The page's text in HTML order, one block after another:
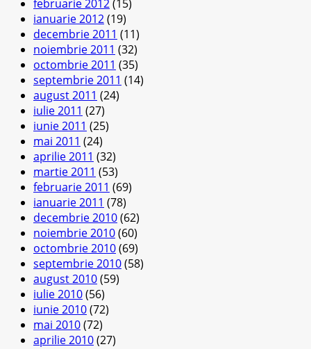
februarie 2012(15)
ianuarie 2012(19)
decembrie 2011 (11)
noiembrie 2011 (32)
octombrie 2011 (35)
septembrie 2011 (14)
august 2011 (24)
iulie 2011 (27)
iunie 2011 (25)
mai 2011 (24)
aprilie 2011 (32)
martie 2011 (53)
februarie 2011 (69)
ianuarie 2011 (78)
decembrie 2010(62)
noiembrie 2010(60)
octombrie 2010(69)
septembrie 2010(58)
august 2010(59)
iulie 2010(56)
iunie 2010(72)
mai 2010(72)
aprilie 2010(27)